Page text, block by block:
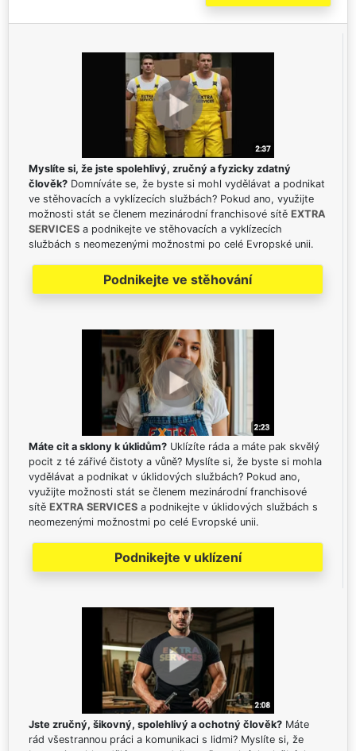
Myslíte si, že jste spolehlivý, zručný a fyzicky zdatný
člověk? Domníváte se, že byste si mohl vydělávat a podnikat
ve stěhovacích a vyklízecích službách? Pokud ano, využijte
možnosti stát se členem mezinárodní franchisové sítě EXTRA
SERVICES a podnikejte ve stěhovacích a vyklízecích
službách s neomezenými možnostmi po celé Evropské unii.
Podnikejte ve stěhování
Máte cit a sklony k úklidům? Uklízíte ráda a máte pak skvělý
pocit z té zářivé čistoty a vůně? Myslíte si, že byste si mohla
vydělávat a podnikat v úklidových službách? Pokud ano,
využijte možnosti stát se členem mezinárodní franchisové
sítě EXTRA SERVICES a podnikejte v úklidových službách s
neomezenými možnostmi po celé Evropské unii.
Podnikejte v uklízení
Jste zručný, šikovný, spolehlivý a ochotný člověk? Máte
rád všestrannou práci a komunikaci s lidmi? Myslíte si, že